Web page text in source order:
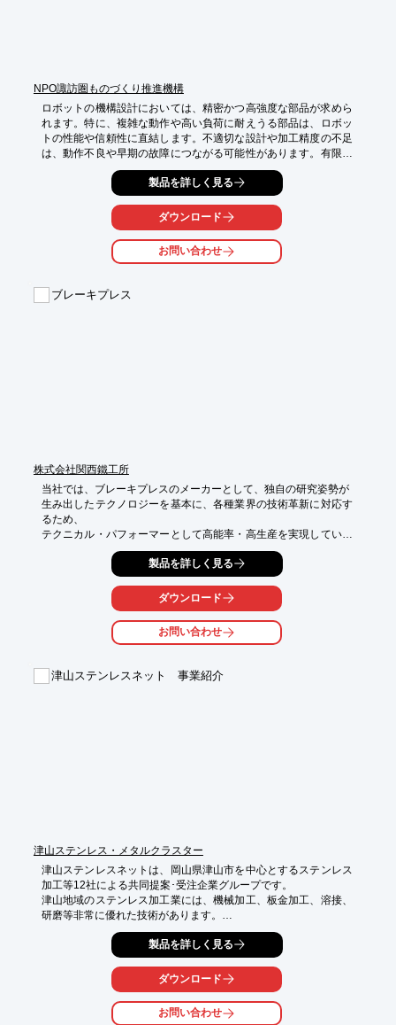
NPO諏訪圏ものづくり推進機構
ロボットの機構設計においては、精密かつ高強度な部品が求めら
れます。特に、複雑な動作や高い負荷に耐えうる部品は、ロボッ
トの性能や信頼性に直結します。不適切な設計や加工精度の不足
は、動作不良や早期の故障につながる可能性があります。有限会
社ミナト工業所は、NC自動盤・ホブ盤等による精密切削加工
で、こうしたロボット機構設計のニーズに応えます。
【活用シーン】
・ロボットアームの関節部品
・駆動系のギアやシャフト
・センサー取り付けブラケット
【導入の効果】
製品を詳しく見る
ダウンロード
お問い合わせ
ブレーキプレス
株式会社関西鐵工所
当社では、ブレーキプレスのメーカーとして、独自の研究姿勢が
生み出したテクノロジーを基本に、各種業界の技術革新に対応す
るため、
テクニカル・パフォーマーとして高能率・高生産を実現していま
FA化の進展とともに、複雑で高精度・高品質等を必要とされる
さまざまな分野の金属板曲げ加工。
実績と信頼をベースに、常に可能性の極限を追求して、新しい領
開拓いたします。
※詳しくはPDF資料をご覧いただくか、お気軽にお問い合わせ下
製品を詳しく見る
ダウンロード
お問い合わせ
津山ステンレスネット 事業紹介
津山ステンレス・メタルクラスター
津山ステンレスネットは、岡山県津山市を中心とするステンレス
加工等12社による共同提案･受注企業グループです。
津山地域のステンレス加工業には、機械加工、板金加工、溶接、
研磨等非常に優れた技術があります。
各社が連携して、それぞれの得意技術設備を活かし、技術補完す
ることで、加工品のみならず装置設備等も含め、より付加価値の
高い仕事の受注をおこなっています。
○ステンレス精密部品の加工
○チタンや難削材の特殊加工
製品を詳しく見る
ダウンロード
お問い合わせ